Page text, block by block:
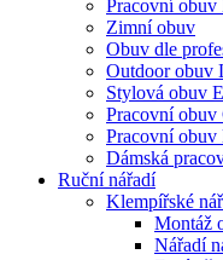
Pracovní
Zimní obuv
Obuv dle
Outdoor obuv
Stylová obuv
Pracovní
Pracovní
Dámská
Ruční nářadí
Klempířské
Montáž
Nářadí